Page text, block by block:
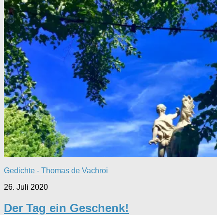
Gedichte - Thomas de Vachroi
26. Juli 2020
Der Tag ein Geschenk!